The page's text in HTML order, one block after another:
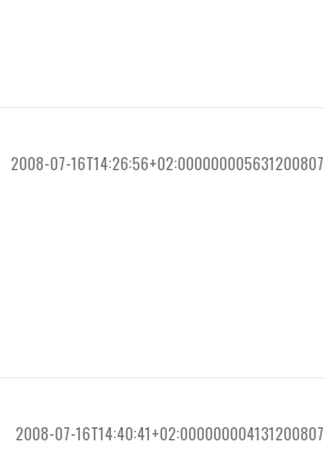
2008-07-16T14:26:56+02:000000005631200807
2008-07-16T14:40:41+02:000000004131200807